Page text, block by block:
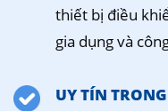
thiết bị điều
gia dụng và
UY TÍN